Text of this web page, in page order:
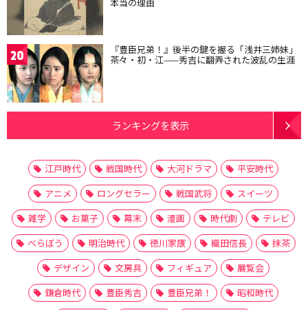
20 『豊臣兄弟！』後半の鍵を握る「浅井三姉妹」
茶々・初・江——秀吉に翻弄された波乱の生涯
ランキングを表示
江戸時代 戦国時代 大河ドラマ
平安時代
アニメ
ロングセラー 戦国武将
スイーツ
雑学
お菓子 幕末 漫画 時代劇
テレビ
べらぼう
明治時代 徳川家康 織田信長
抹茶
デザイン
文房具 フィギュア
展覧会
鎌倉時代
豊臣秀吉 豊臣兄弟！
昭和時代